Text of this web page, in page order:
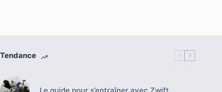
Tendance